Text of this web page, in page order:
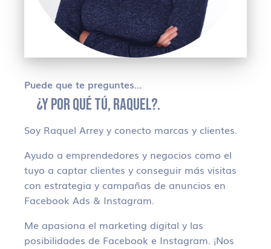
Puede que te preguntes…
¿Y POR QUÉ TÚ, RAQUEL?.
Soy Raquel Arrey y conecto marcas y clientes.
Ayudo a emprendedores y negocios como el
tuyo a captar clientes y conseguir más visitas
con estrategia y campañas de anuncios en
Facebook Ads & Instagram.
Me apasiona el marketing digital y las
posibilidades de Facebook e Instagram. ¡Nos